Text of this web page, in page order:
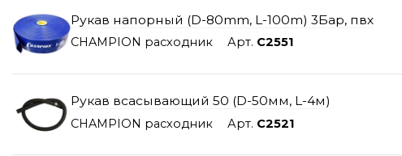
Рукав напорный (D-80mm, L-100m) 3Бар, пвх
CHAMPION расходник Арт. C2551
Рукав всасывающий 50 (D-50мм, L-4м)
CHAMPION расходник Арт. C2521